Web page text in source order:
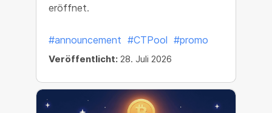
eröffnet.
#announcement #CTPool #promo
Veröffentlicht: 28. Juli 2026